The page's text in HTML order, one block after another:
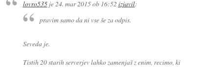
lovro535je24. mar 2015 ob 16:52 izjavil:
pravim samo da ni vse še za odpis.
Seveda je.
Tistih 20 starih serverjev lahko zamenjaš z enim, recimo, ki